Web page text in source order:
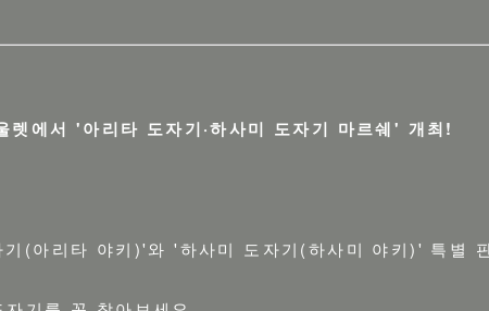
에서 '아리타 도자기·하사미 도자기 마르쉐' 개최!
(아리타 야키)'와 '하사미 도자기(하사미 야키)' 특별